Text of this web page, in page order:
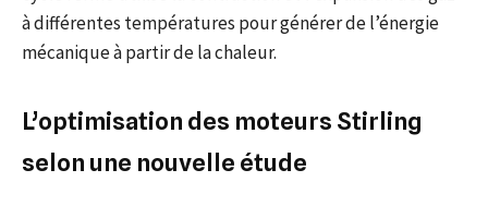
à différentes températures pour générer de l’énergie
mécanique à partir de la chaleur.
L’optimisation des moteurs Stirling
selon une nouvelle étude